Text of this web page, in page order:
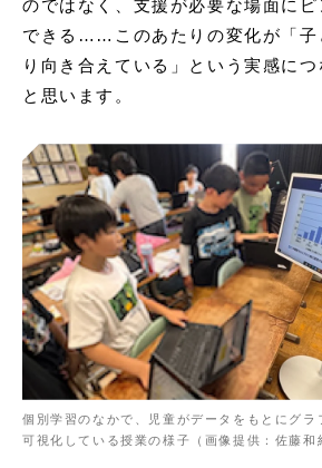
のではなく、支援が必要な場面に
できる……このあたりの変化が「子
り向き合えている」という実感に
と思います。
個別学習のなかで、児童がデータをもとにグラ
可視化している授業の様子（画像提供：佐藤和